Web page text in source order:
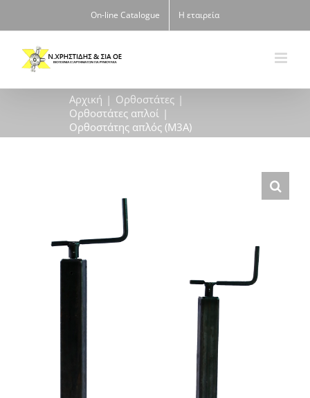
στο
περιεχόμενο
On-line Catalogue Η εταιρεία
Αρχική
Ορθοστάτες
Ορθοστάτες απλοί
Ορθοστάτης απλός (M3A)